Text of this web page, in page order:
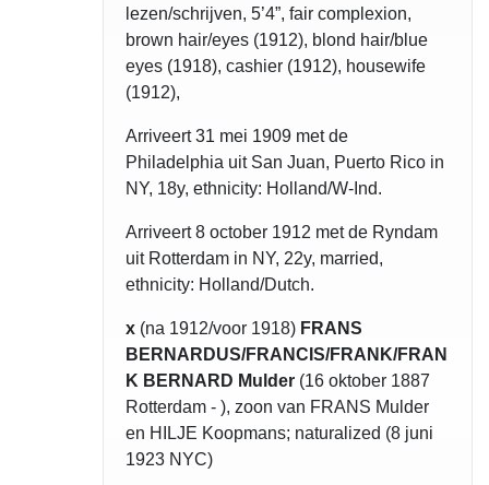
lezen/schrijven, 5’4”, fair complexion,
brown hair/eyes (1912), blond hair/blue
eyes (1918), cashier (1912), housewife
(1912),
Arriveert 31 mei 1909 met de
Philadelphia uit San Juan, Puerto Rico in
NY, 18y, ethnicity: Holland/W-Ind.
Arriveert 8 october 1912 met de Ryndam
uit Rotterdam in NY, 22y, married,
ethnicity: Holland/Dutch.
x (na 1912/voor 1918) FRANS
BERNARDUS/FRANCIS/FRANK/FRAN
K BERNARD Mulder (16 oktober 1887
Rotterdam - ), zoon van FRANS Mulder
en HILJE Koopmans; naturalized (8 juni
1923 NYC)